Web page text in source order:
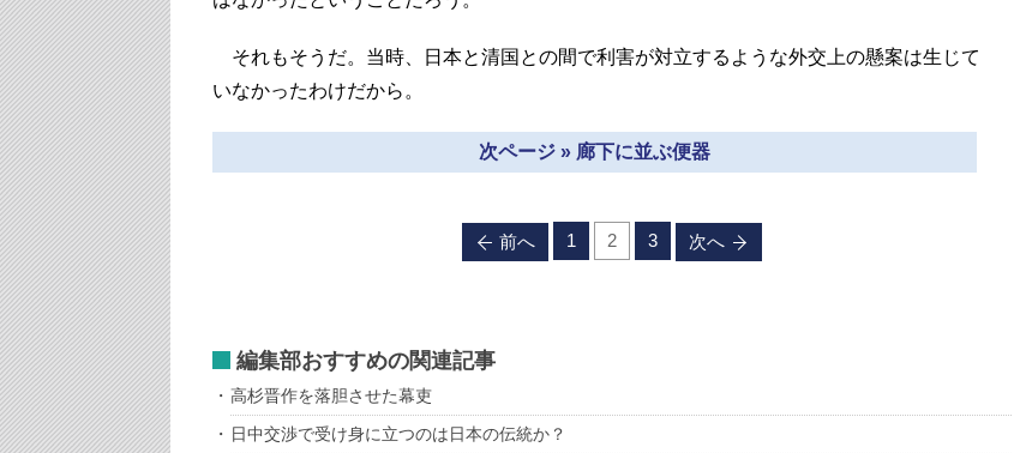
それもそうだ。当時、日本と清国との間で利害が対立するような外交上の懸案は生じて
いなかったわけだから。
次ページ » 廊下に並ぶ便器
前へ 1 2 3 次へ
編集部おすすめの関連記事
高杉晋作を落胆させた幕吏
日中交渉で受け身に立つのは日本の伝統か？